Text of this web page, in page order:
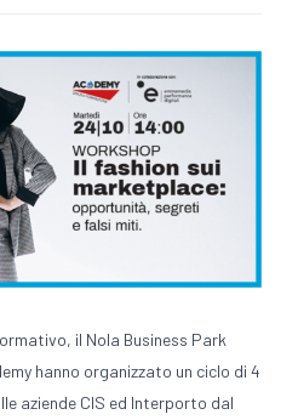
il Nola Business Park
hanno organizzato un ciclo di 4
aziende CIS ed Interporto dal